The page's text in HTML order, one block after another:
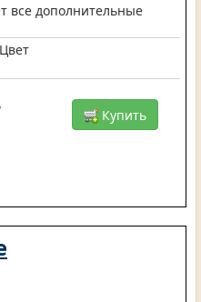
все дополнительные
Купить